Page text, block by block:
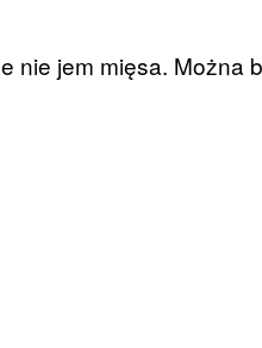
nie jem mięsa. Można